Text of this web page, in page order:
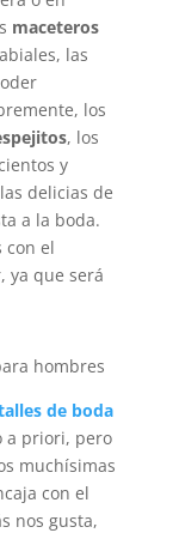
maceteros
las
los
, los
y
delicias de
a la boda.
con el
ya que será
de boda
a priori, pero
muchísimas
con el
nos gusta,